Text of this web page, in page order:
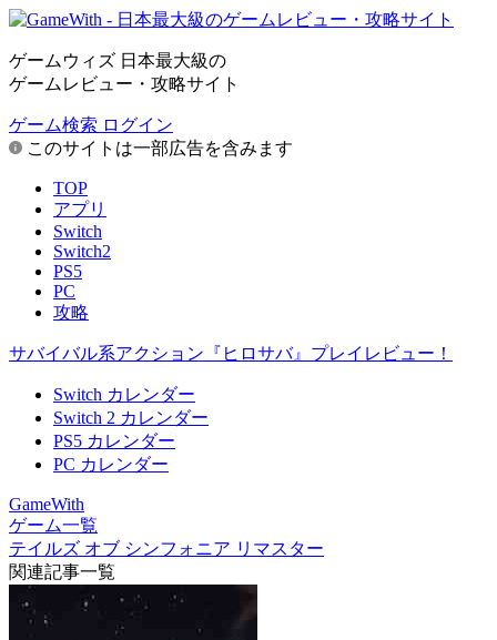
ゲームウィズ 日本最大級の
ゲームレビュー・攻略サイト
ゲーム検索 ログイン
このサイトは一部広告を含みます
TOP
アプリ
Switch
Switch2
PS5
PC
攻略
サバイバル系アクション『ヒロサバ』プレイレビュー！
Switch カレンダー
Switch 2 カレンダー
PS5 カレンダー
PC カレンダー
GameWith
ゲーム一覧
テイルズ オブ シンフォニア リマスター
関連記事一覧